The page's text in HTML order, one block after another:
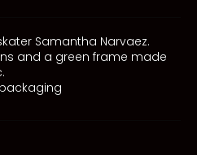
Samantha Narvaez.
and a green frame made